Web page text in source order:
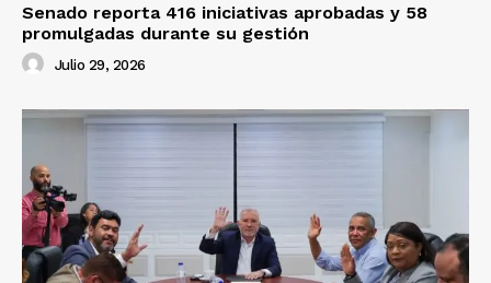
Senado reporta 416 iniciativas aprobadas y 58
promulgadas durante su gestión
Julio 29, 2026